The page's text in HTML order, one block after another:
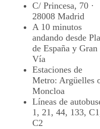
C/ Princesa, 70 ·
28008 Madrid
A 10 minutos
andando desde
de España y Gran
Vía
Estaciones de
Metro: Argüelles
Moncloa
Líneas de
1, 21, 44, 133,
C2